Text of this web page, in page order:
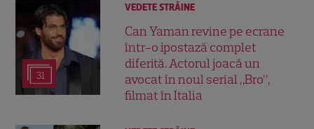
31
VEDETE STRĂINE
Can Yaman revine pe ecrane
într-o ipostază complet
diferită. Actorul joacă un
avocat în noul serial „Bro”,
filmat în Italia